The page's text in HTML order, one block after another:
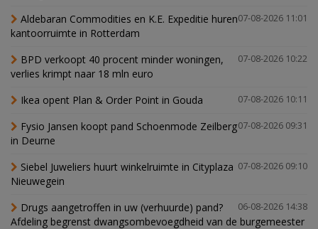
07-08-2026 11:01
Aldebaran Commodities en K.E. Expeditie huren
kantoorruimte in Rotterdam
07-08-2026 10:22
BPD verkoopt 40 procent minder woningen,
verlies krimpt naar 18 mln euro
07-08-2026 10:11
Ikea opent Plan & Order Point in Gouda
07-08-2026 09:31
Fysio Jansen koopt pand Schoenmode Zeilberg
in Deurne
07-08-2026 09:10
Siebel Juweliers huurt winkelruimte in Cityplaza
Nieuwegein
06-08-2026 14:38
Drugs aangetroffen in uw (verhuurde) pand?
Afdeling begrenst dwangsombevoegdheid van de burgemeester